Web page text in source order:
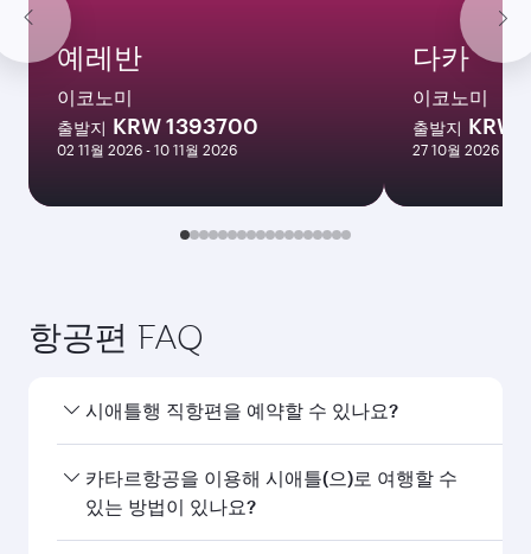
예레반
이코노미
출발지 KRW 1393700
02 11월 2026 - 10 11월 2026
다카
이코노미
출발지 KRW
27 10월 2026 - 05
항공편 FAQ
시애틀행 직항편을 예약할 수 있나요?
네, 카타르항공은 시애틀행 직항편을 운항하고 있습
니다. 홈페이지에서 항공편을 검색하여 운항 시간과
카타르항공을 이용해 시애틀(으)로 여행할 수
있는 방법이 있나요?